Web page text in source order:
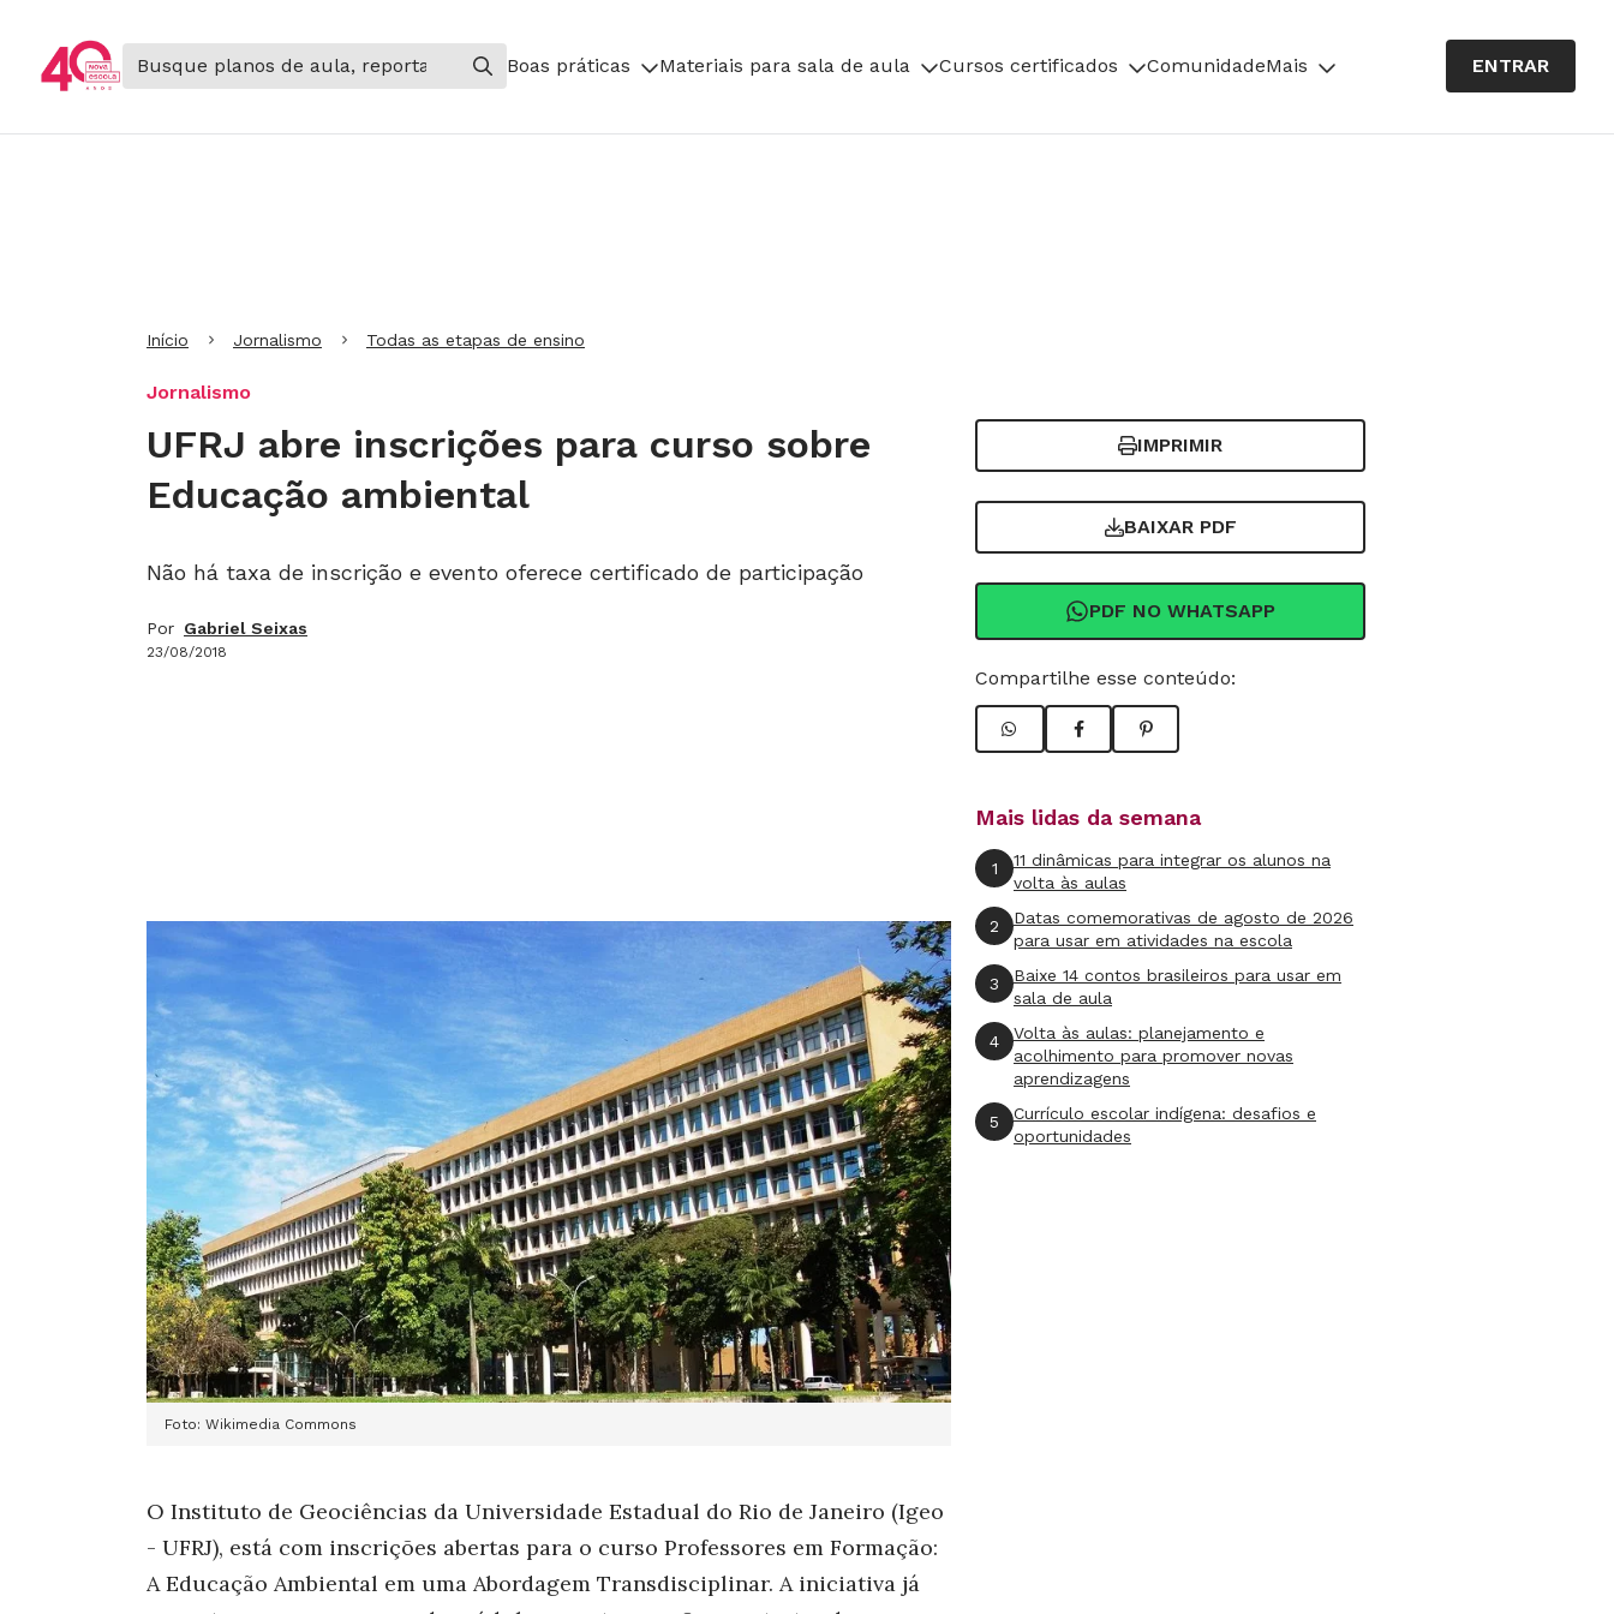
Boas práticas Materiais para sala de aula Cursos certificados ComunidadeMais ENTRAR
Início Jornalismo Todas as etapas de ensino
Jornalismo
UFRJ abre inscrições para curso sobre
Educação ambiental
Não há taxa de inscrição e evento oferece certificado de participação
Por Gabriel Seixas
23/08/2018
IMPRIMIR
BAIXAR PDF
PDF NO WHATSAPP
Compartilhe esse conteúdo:
Foto: Wikimedia Commons
O Instituto de Geociências da Universidade Estadual do Rio de Janeiro (Igeo
- UFRJ), está com inscrições abertas para o curso Professores em Formação:
A Educação Ambiental em uma Abordagem Transdisciplinar. A iniciativa já
Mais lidas da semana
1
11 dinâmicas para integrar os alunos na
volta às aulas
2
Datas comemorativas de agosto de 2026
para usar em atividades na escola
3
Baixe 14 contos brasileiros para usar em
sala de aula
4
Volta às aulas: planejamento e
acolhimento para promover novas
aprendizagens
5
Currículo escolar indígena: desafios e
oportunidades